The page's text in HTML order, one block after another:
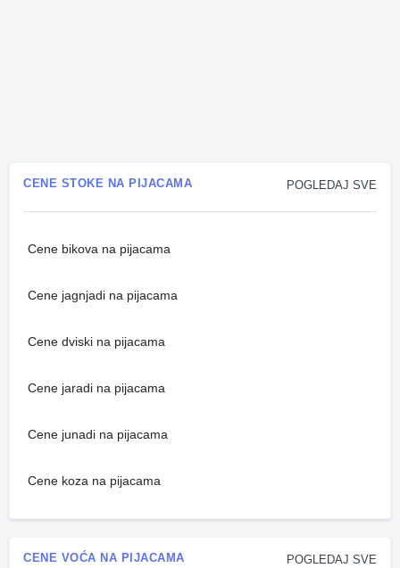
POGLEDAJ SVE
CENE STOKE NA PIJACAMA
Cene bikova na pijacama
Cene jagnjadi na pijacama
Cene dviski na pijacama
Cene jaradi na pijacama
Cene junadi na pijacama
Cene koza na pijacama
POGLEDAJ SVE
CENE VOĆA NA PIJACAMA